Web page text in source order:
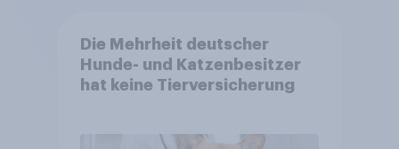
Die Mehrheit deutscher
Hunde- und Katzenbesitzer
hat keine Tierversicherung